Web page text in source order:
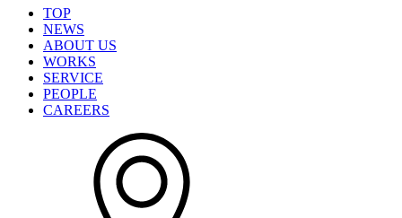
TOP
NEWS
ABOUT US
WORKS
SERVICE
PEOPLE
CAREERS